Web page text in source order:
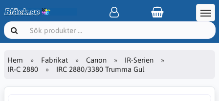
Hem Fabrikat Canon
IR-Serien
IR-C 2880
IRC 2880/3380 Trumma Gul